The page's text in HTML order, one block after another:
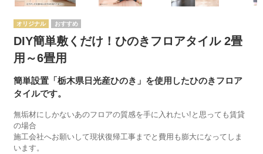
オリジナル
DIY簡単敷くだけ！ひのきフロアタイル 2畳
用～6畳用
簡単設置「栃木県日光産ひのき」を使用したひのきフロア
タイルです。
無垢材にしかないあのフロアの質感を手に入れたい!と思っても賃貸
の場合
施工会社へお願いして現状復帰工事までと費用も膨大になってしま
います。